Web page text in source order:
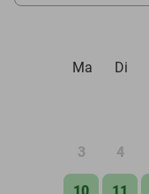
Ma
Di
3 4